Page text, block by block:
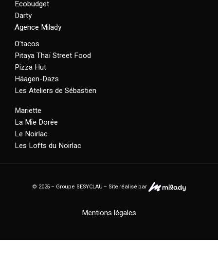
Ecobudget
Darty
Agence Milady
O’tacos
Pitaya Thaï Street Food
Pizza Hut
Häagen-Dazs
Les Ateliers de Sébastien
Mariette
La Mie Dorée
Le Noirlac
Les Lofts du Noirlac
© 2025 – Groupe SESYCLAU – Site réalisé par
Mentions légales